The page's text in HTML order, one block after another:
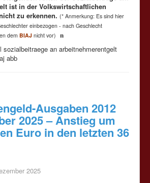
ist in der Volkswirtschaftlichen
zu erkennen. (* Anmerkung: Es sind hier
einbezogen - nach Geschlecht
dem BIAJ nicht vor) n
Ausgaben 2012
2025 – Anstieg um
Euro in den letzten 36
2025